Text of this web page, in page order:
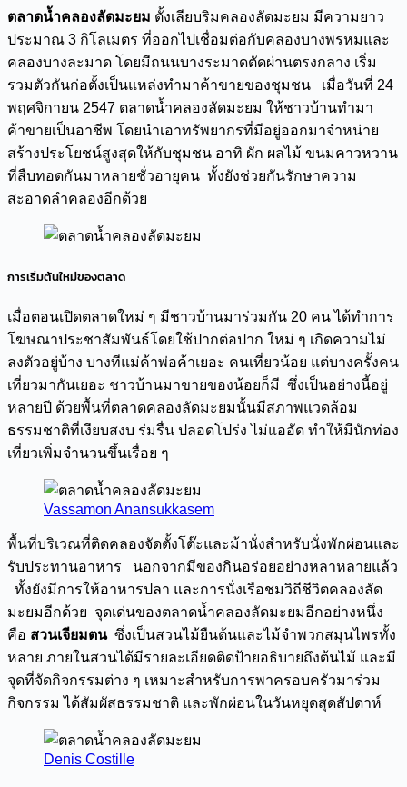
ตลาดน้ำคลองลัดมะยม ตั้งเลียบริมคลองลัดมะยม มีความยาว
ประมาณ 3 กิโลเมตร ที่ออกไปเชื่อมต่อกับคลองบางพรหมและ
คลองบางละมาด โดยมีถนนบางระมาดตัดผ่านตรงกลาง เริ่ม
รวมตัวกันก่อตั้งเป็นแหล่งทำมาค้าขายของชุมชน เมื่อวันที่ 24
พฤศจิกายน 2547 ตลาดน้ำคลองลัดมะยม ให้ชาวบ้านทำมา
ค้าขายเป็นอาชีพ โดยนำเอาทรัพยากรที่มีอยู่ออกมาจำหน่าย
สร้างประโยชน์สูงสุดให้กับชุมชน อาทิ ผัก ผลไม้ ขนมคาวหวาน
ที่สืบทอดกันมาหลายชั่วอายุคน ทั้งยังช่วยกันรักษาความ
สะอาดลำคลองอีกด้วย
การเริ่มต้นใหม่ของตลาด
เมื่อตอนเปิดตลาดใหม่ ๆ มีชาวบ้านมาร่วมกัน 20 คน ได้ทำการ
โฆษณาประชาสัมพันธ์โดยใช้ปากต่อปาก ใหม่ ๆ เกิดความไม่
ลงตัวอยู่บ้าง บางทีแม่ค้าพ่อค้าเยอะ คนเที่ยวน้อย แต่บางครั้งคน
เที่ยวมากันเยอะ ชาวบ้านมาขายของน้อยก็มี ซึ่งเป็นอย่างนี้อยู่
หลายปี ด้วยพื้นที่ตลาดคลองลัดมะยมนั้นมีสภาพแวดล้อม
ธรรมชาติที่เงียบสงบ ร่มรื่น ปลอดโปร่ง ไม่แออัด ทำให้มีนักท่อง
เที่ยวเพิ่มจำนวนขึ้นเรื่อย ๆ
Vassamon Anansukkasem
พื้นที่บริเวณที่ติดคลองจัดตั้งโต๊ะและม้านั่งสำหรับนั่งพักผ่อนและ
รับประทานอาหาร นอกจากมีของกินอร่อยอย่างหลาหลายแล้ว
ทั้งยังมีการให้อาหารปลา และการนั่งเรือชมวิถีชีวิตคลองลัด
มะยมอีกด้วย จุดเด่นของตลาดน้ำคลองลัดมะยมอีกอย่างหนึ่ง
คือ สวนเจียมตนซึ่งเป็นสวนไม้ยืนต้นและไม้จำพวกสมุนไพรทั้ง
หลาย ภายในสวนได้มีรายละเอียดติดป้ายอธิบายถึงต้นไม้ และมี
จุดที่จัดกิจกรรมต่าง ๆ เหมาะสำหรับการพาครอบครัวมาร่วม
กิจกรรม ได้สัมผัสธรรมชาติ และพักผ่อนในวันหยุดสุดสัปดาห์
Denis Costille